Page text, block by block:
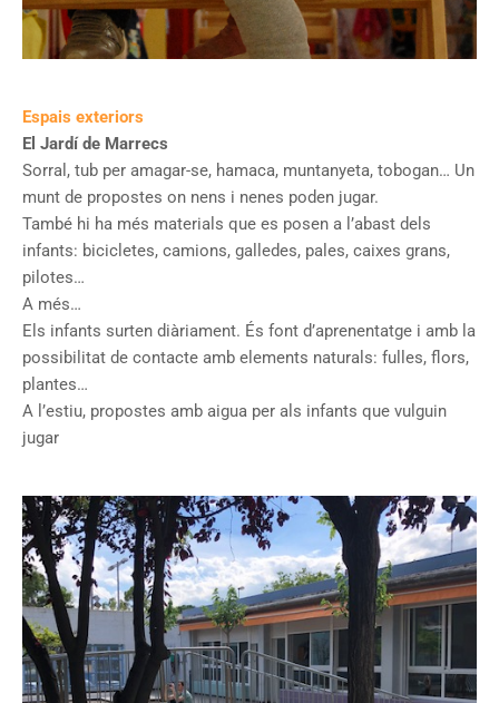
Espais exteriors
El Jardí de Marrecs
Sorral, tub per amagar-se, hamaca, muntanyeta, tobogan… Un
munt de propostes on nens i nenes poden jugar.
També hi ha més materials que es posen a l’abast dels
infants: bicicletes, camions, galledes, pales, caixes grans,
pilotes…
A més…
Els infants surten diàriament. És font d’aprenentatge i amb la
possibilitat de contacte amb elements naturals: fulles, flors,
plantes…
A l’estiu, propostes amb aigua per als infants que vulguin
jugar